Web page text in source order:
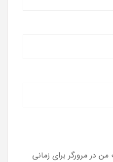
در مرورگر برای زمانی